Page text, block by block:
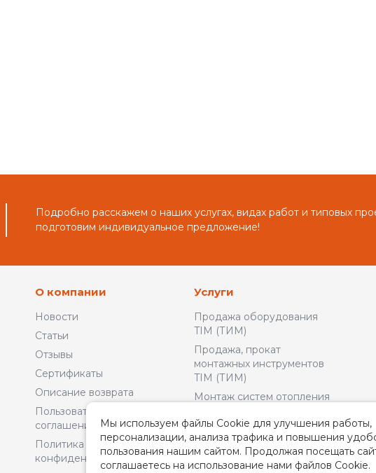
Подробно расскажем о наших услугах, видах работ и типовых
подготовим индивидуальное предложение!
О компании
Новости
Статьи
Отзывы
Сертификаты
Описание возврата
Пользовательское
соглашение
Политика
конфиденциальности
Услуги
Продажа оборудования
TIM (ТИМ)
Продажа, прокат
монтажных инструментов
TIM (ТИМ)
Монтаж систем отопления
Доставка и Оплата
Мы используем файлы Cookie для улучшения работы,
персонализации, анализа трафика и повышения
пользования нашим сайтом. Продолжая посещать
соглашаетесь на использование нами файлов Cookie.